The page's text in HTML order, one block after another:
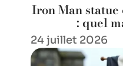
Iron Man statue
: quel
24 juillet 2026